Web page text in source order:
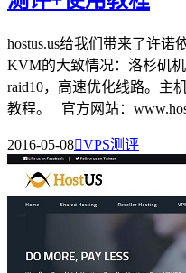
hostus.us给我们带来了许诺
KVM的大致情况：洛杉矶机
raid10，高速优化线路。主
教程。 官方网站：
2016-05-08VPS测评